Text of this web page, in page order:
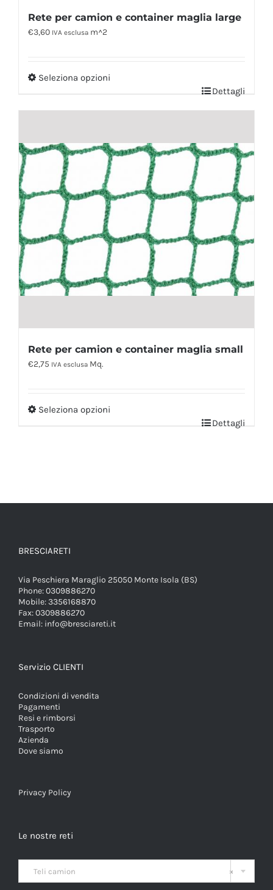
Rete per camion e container maglia large
€3,60 IVA esclusa m^2
Seleziona opzioni
Dettagli
Rete per camion e container maglia small
€2,75 IVA esclusa Mq.
Seleziona opzioni
Dettagli
BRESCIARETI
Via Peschiera Maraglio 25050 Monte Isola (BS)
Phone:0309886270
Mobile:3356168870
Fax:0309886270
Email: info@bresciareti.it
Servizio CLIENTI
Condizioni di vendita
Pagamenti
Resi e rimborsi
Trasporto
Azienda
Dove siamo
Privacy Policy
Le nostre reti

×
Teli camion